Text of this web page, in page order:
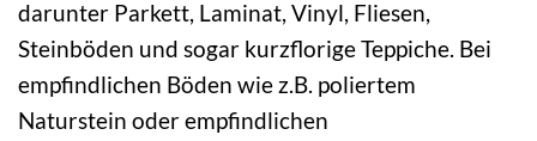
darunter Parkett, Laminat, Vinyl, Fliesen,
Steinböden und sogar kurzflorige Teppiche. Bei
empfindlichen Böden wie z.B. poliertem
Naturstein oder empfindlichen